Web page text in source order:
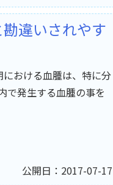
違いされやす
おける血腫は、特に分
で発生する血腫の事を
公開日：2017-07-17